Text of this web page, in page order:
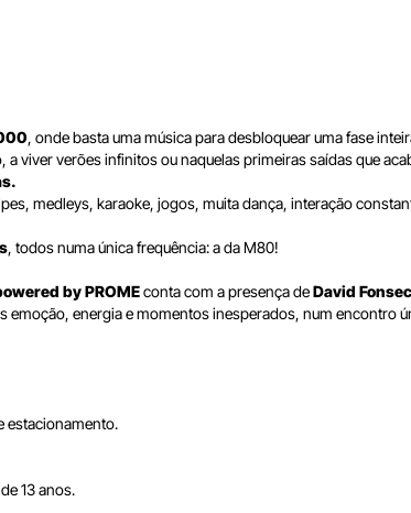
, onde basta uma música para desbloquear uma fase
viver verões infinitos ou naquelas primeiras saídas que
medleys, karaoke, jogos, muita dança, interação
, todos numa única frequência: a da M80!
by PROMEconta com a presença deDavid
energia e momentos inesperados, num encontro
estacionamento.
13 anos.